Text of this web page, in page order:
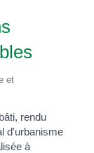
et
rendu
d'urbanisme
à